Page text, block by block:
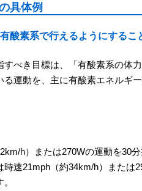
具体例
酸素系で行えるようにするこ
べき目標は、「有酸素系の体
運動を、主に有酸素エネルギ
h）または270Wの運動を30
速21mph（約34km/h）または